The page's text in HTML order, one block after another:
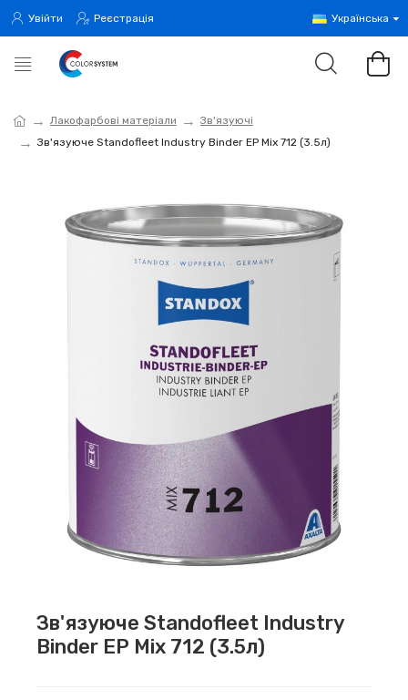
Увійти Реєстрація Українська
Лакофарбові матеріали
Зв'язуючі
Зв'язуюче Standofleet Industry Binder EP Mix 712 (3.5л)
Зв'язуюче Standofleet Industry
Binder EP Mix 712 (3.5л)